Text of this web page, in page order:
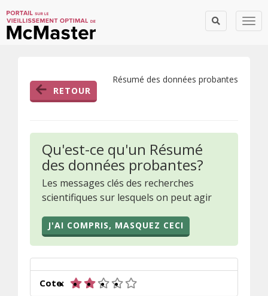
RETOUR
Résumé des données probantes
Qu'est-ce qu'un Résumé
des données probantes?
Les messages clés des recherches
scientifiques sur lesquels on peut agir
J'AI COMPRIS, MASQUEZ CECI
Cote: